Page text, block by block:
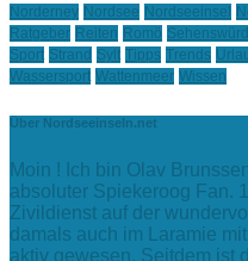
Norderney Nordsee Nordseeinsel
Ratgeber Reiten Romö
Sport Strand Sylt Tipps Trends
Wassersport Wattenmeer Wissen
Über Nordseeinseln.net
Moin ! Ich bin Olav
absoluter Spiekeroog Fan.
Zivildienst auf der
damals auch im Laramie
aktiv gewesen. Seitdem ist